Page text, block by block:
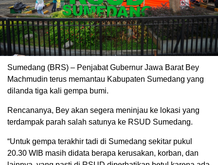
Sumedang (BRS) – Penjabat Gubernur Jawa Barat Bey
Machmudin terus memantau Kabupaten Sumedang yang
dilanda tiga kali gempa bumi.
Rencananya, Bey akan segera meninjau ke lokasi yang
terdampak parah salah satunya ke RSUD Sumedang.
“Untuk gempa terakhir tadi di Sumedang sekitar pukul
20.30 WIB masih didata berapa kerusakan, korban, dan